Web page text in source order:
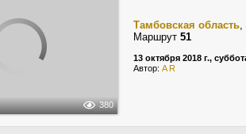
380
Тамбовская область,
Маршрут 51
13 октября 2018 г.,
Автор: A R